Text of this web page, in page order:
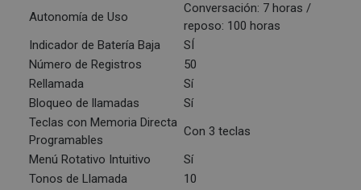
Autonomía de Uso
Conversación: 7 horas /
reposo: 100 horas
Indicador de Batería Baja
SÍ
Número de Registros
50
Rellamada
Sí
Bloqueo de llamadas
Sí
Teclas con Memoria Directa
Programables
Con 3 teclas
Menú Rotativo Intuitivo
Sí
Tonos de Llamada
10